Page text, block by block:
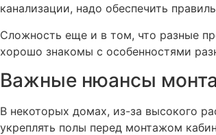
канализации, надо обеспечить
Сложность еще и в том, что разные
хорошо знакомы с особенностями
Важные нюансы
В некоторых домах, из-за высокого
укреплять полы перед монтажом